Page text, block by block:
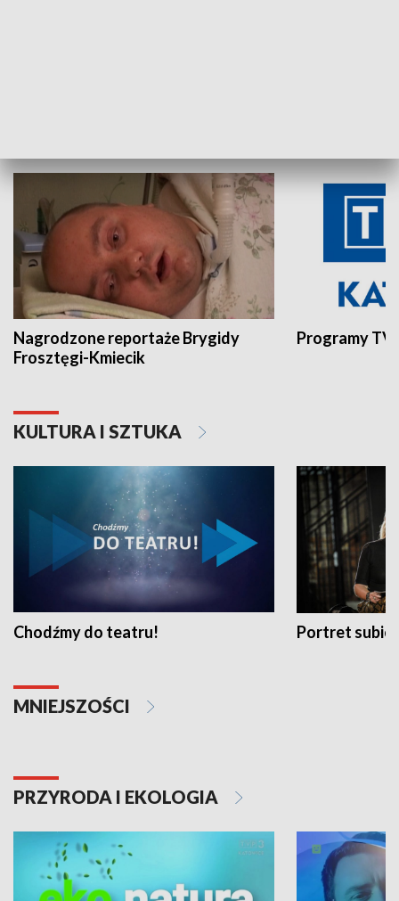
Nagrodzone reportaże Brygidy
Frosztęgi-Kmiecik
Programy
KULTURA I SZTUKA
Chodźmy do teatru! Portret
MNIEJSZOŚCI
PRZYRODA I EKOLOGIA